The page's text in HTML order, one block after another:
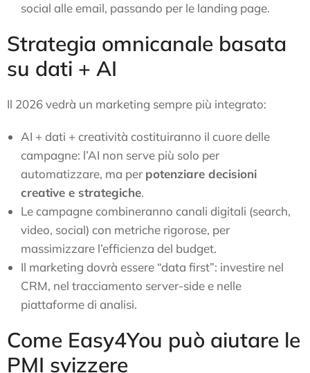
social alle email, passando per le landing page.
Strategia omnicanale basata
su dati + AI
Il 2026 vedrà un marketing sempre più integrato:
AI + dati + creatività costituiranno il cuore delle
campagne: l’AI non serve più solo per
automatizzare, ma per potenziare decisioni
creative e strategiche.
Le campagne combineranno canali digitali (search,
video, social) con metriche rigorose, per
massimizzare l’efficienza del budget.
Il marketing dovrà essere “data first”: investire nel
CRM, nel tracciamento server-side e nelle
piattaforme di analisi.
Come Easy4You può aiutare le
PMI svizzere